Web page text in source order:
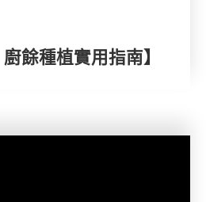
廚餘種植實用指南】